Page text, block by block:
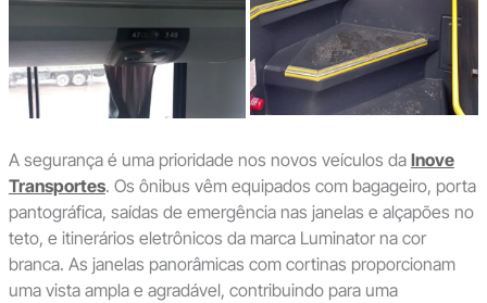
A segurança é uma prioridade nos novos veículos da Inove
Transportes. Os ônibus vêm equipados com bagageiro, porta
pantográfica, saídas de emergência nas janelas e alçapões no
teto, e itinerários eletrônicos da marca Luminator na cor
branca. As janelas panorâmicas com cortinas proporcionam
uma vista ampla e agradável, contribuindo para uma